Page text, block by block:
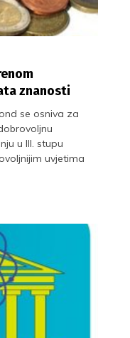
znanosti
se osniva za
u III. stupu
uvjetima